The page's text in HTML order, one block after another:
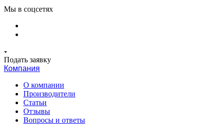
Мы в соцсетях
Подать заявку
Компания
О компании
Производители
Статьи
Отзывы
Вопросы и ответы